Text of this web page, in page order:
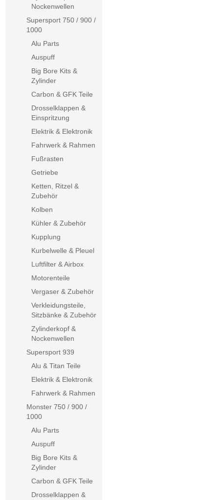
Nockenwellen
Supersport 750 / 900 /
1000
Alu Parts
Auspuff
Big Bore Kits &
Zylinder
Carbon & GFK Teile
Drosselklappen &
Einspritzung
Elektrik & Elektronik
Fahrwerk & Rahmen
Fußrasten
Getriebe
Ketten, Ritzel &
Zubehör
Kolben
Kühler & Zubehör
Kupplung
Kurbelwelle & Pleuel
Luftfilter & Airbox
Motorenteile
Vergaser & Zubehör
Verkleidungsteile,
Sitzbänke & Zubehör
Zylinderkopf &
Nockenwellen
Supersport 939
Alu & Titan Teile
Elektrik & Elektronik
Fahrwerk & Rahmen
Monster 750 / 900 /
1000
Alu Parts
Auspuff
Big Bore Kits &
Zylinder
Carbon & GFK Teile
Drosselklappen &